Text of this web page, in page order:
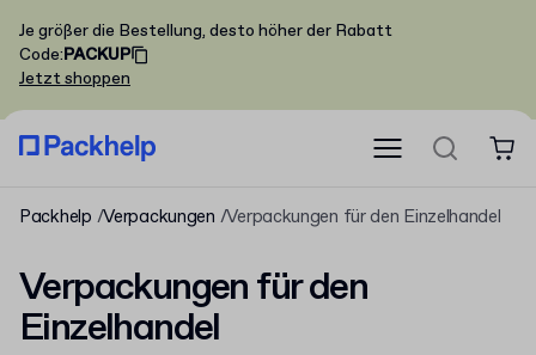
Je größer die Bestellung, desto höher der Rabatt
Code:PACKUP
Jetzt shoppen
Packhelp Verpackungen Verpackungen für den Einzelhandel
Verpackungen für den
Einzelhandel